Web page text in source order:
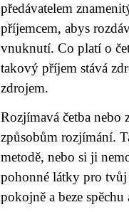
předávatelem
příjemcem, abys
vnuknutí. Co platí o
takový příjem stává
zdrojem.
Rozjímavá četba nebo
způsobům rozjímání.
metodě, nebo si ji
pohonné látky pro
pokojně a beze